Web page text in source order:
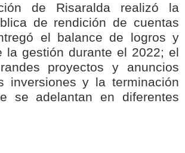
de Risaralda realizó la
de rendición de cuentas
el balance de logros y
la gestión durante el 2022; el
proyectos y anuncios
inversiones y la terminación
se adelantan en diferentes